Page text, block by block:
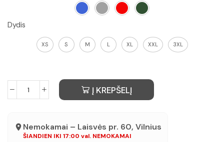
Dydis
XS S M L XL XXL 3XL
Į KREPŠELĮ
Nemokamai – Laisvės pr. 60, Vilnius
ŠIANDIEN IKI 17:00 val. NEMOKAMAI